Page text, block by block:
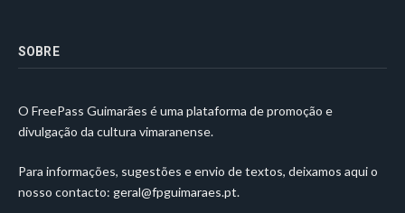
SOBRE
O FreePass Guimarães é uma plataforma de promoção e
divulgação da cultura vimaranense.
Para informações, sugestões e envio de textos, deixamos aqui o
nosso contacto: geral@fpguimaraes.pt.